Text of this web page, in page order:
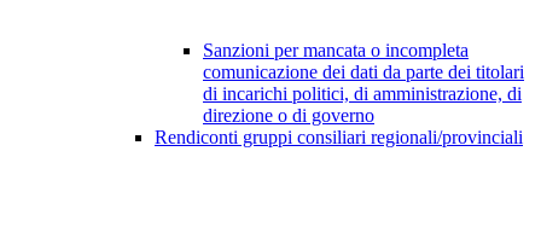
Sanzioni per mancata o incompleta
comunicazione dei dati da parte dei titolari
di incarichi politici, di amministrazione, di
direzione o di governo
Rendiconti gruppi consiliari regionali/provinciali